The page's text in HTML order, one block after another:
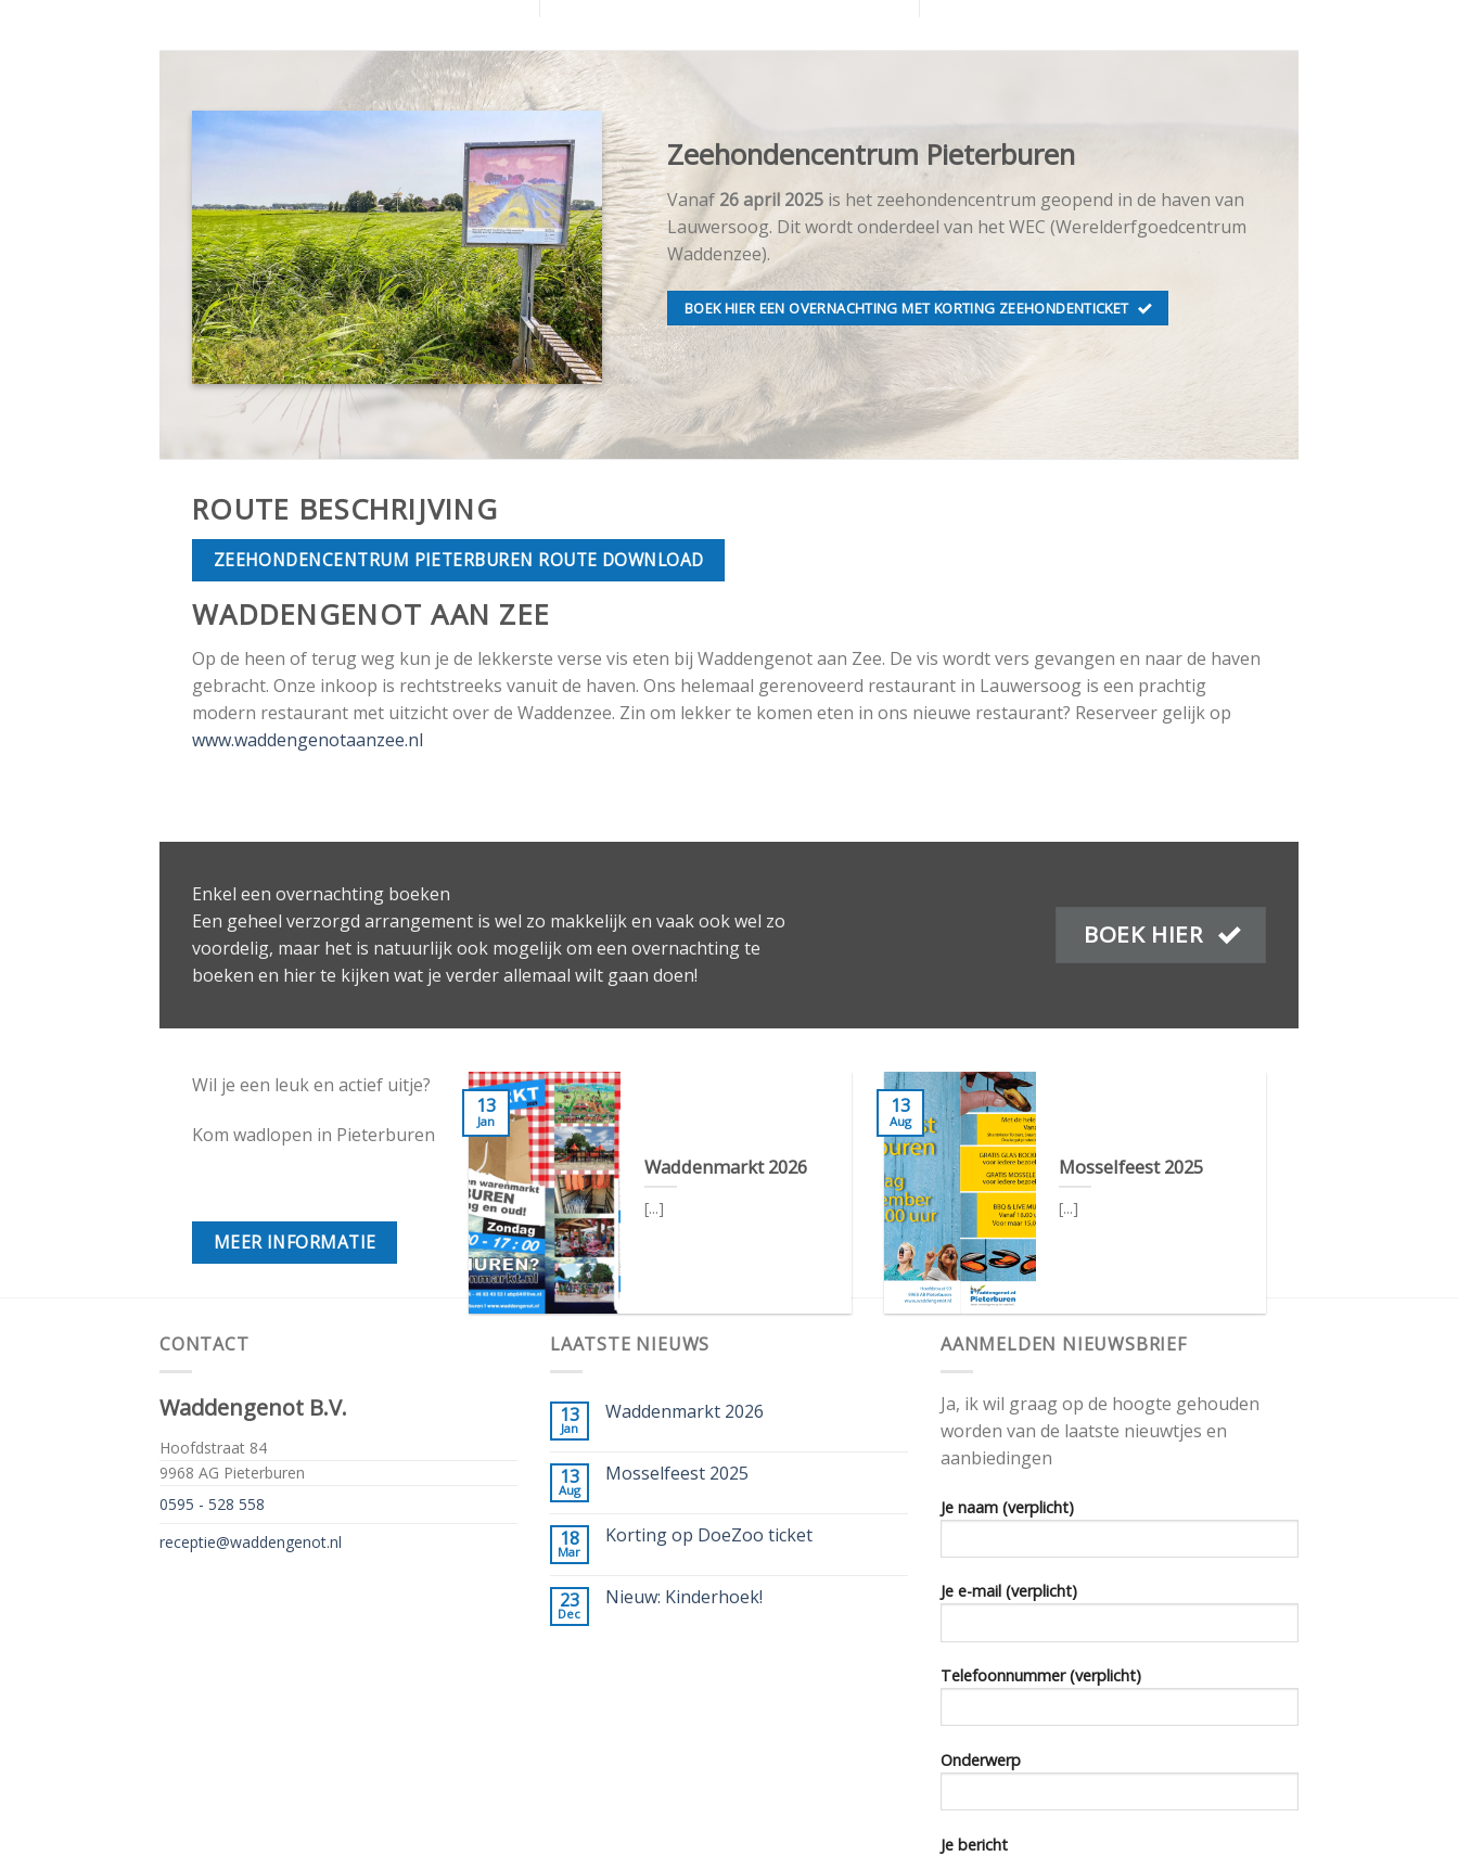
Zeehondencentrum Pieterburen
Vanaf 26 april 2025is het zeehondencentrum geopend in de haven van
Lauwersoog. Dit wordt onderdeel van het WEC (Werelderfgoedcentrum
Waddenzee).
BOEK HIER EEN OVERNACHTING MET KORTING ZEEHONDENTICKET
ROUTE BESCHRIJVING
ZEEHONDENCENTRUM PIETERBUREN ROUTE DOWNLOAD
WADDENGENOT AAN ZEE
Op de heen of terug weg kun je de lekkerste verse vis eten bij Waddengenot aan Zee. De vis wordt vers gevangen en naar de haven
gebracht. Onze inkoop is rechtstreeks vanuit de haven. Ons helemaal gerenoveerd restaurant in Lauwersoog is een prachtig
modern restaurant met uitzicht over de Waddenzee. Zin om lekker te komen eten in ons nieuwe restaurant? Reserveer gelijk op
www.waddengenotaanzee.nl
Enkel een overnachting boeken
Een geheel verzorgd arrangement is wel zo makkelijk en vaak ook wel zo
voordelig, maar het is natuurlijk ook mogelijk om een overnachting te
boeken en hier te kijken wat je verder allemaal wilt gaan doen!
BOEK HIER
Wil je een leuk en actief uitje?
Kom wadlopen in Pieterburen
MEER INFORMATIE
Waddenmarkt 2026
[...]
13
Jan
Mosselfeest 2025
[...]
13
Aug
vrij te gebruiken is voor
CONTACT
Waddengenot B.V.
Hoofdstraat 84
9968 AG Pieterburen
0595 - 528 558
receptie@waddengenot.nl
LAATSTE NIEUWS
13
Jan
Waddenmarkt 2026
13
Aug
Mosselfeest 2025
18
Mar
Korting op DoeZoo ticket
23
Dec
Nieuw: Kinderhoek!
AANMELDEN NIEUWSBRIEF
Ja, ik wil graag op de hoogte gehouden
worden van de laatste nieuwtjes en
aanbiedingen
Je naam (verplicht)
Je e-mail (verplicht)
Telefoonnummer (verplicht)
Onderwerp
Je bericht